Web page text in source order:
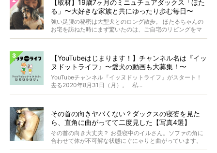
【取材】19歳7ヶ月のミニュチュアダックス「ほた
る」〜大好きな家族と共にゆったり歩む毎日〜
強い足腰の秘密は大型犬とのロング散歩。 ほたるちゃんの
お宅を訪ねた時にまず驚いたのは、ご自宅のリビングをマ
イペ...
【YouTubeはじまります！】チャンネル名は『イッ
ヌドットライフ』〜愛犬の動画も大募集！〜
YouTubeチャンネル『イッヌドットライフ』がスタート！
去る2020年8月31日（月）。 私...
その首の向きヤバくない？ダックスの寝姿を見た
ら、直角に曲がってて二度見した【写真4選】
その首の向き大丈夫？ お昼寝中のイルさん。ソファの角に
合わせて体が不可解な状態にぐにゃりと曲がっています。
&...